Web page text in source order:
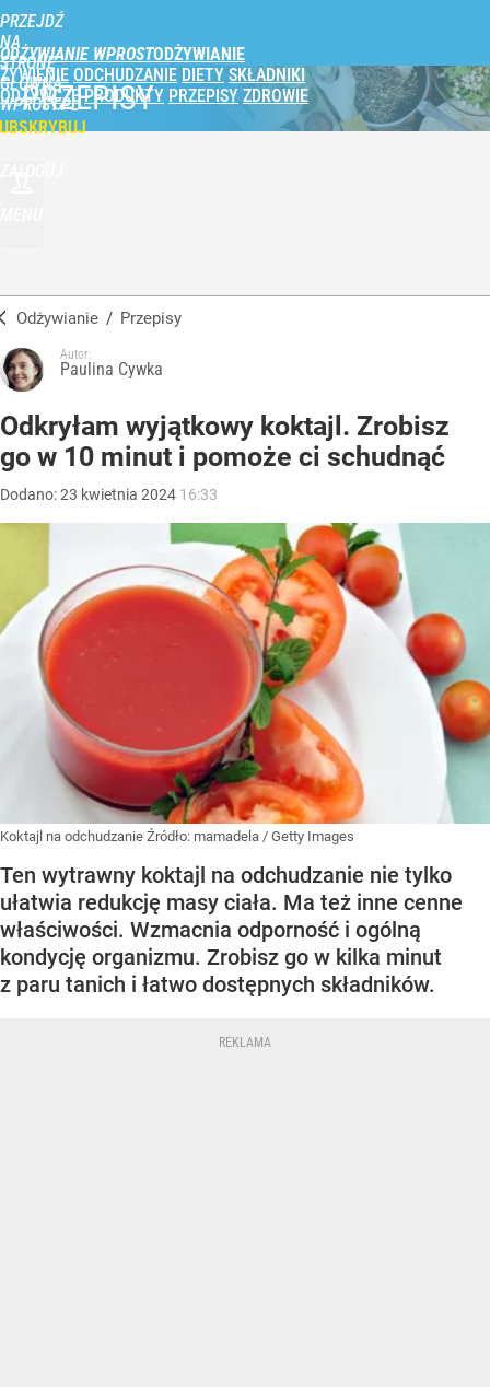
PRZEJDŹ
NA
STRONĘ
GŁÓWNĄ
WPROST.PL
ODŻYWIANIE WPROST
ŻYWIENIE ODCHUDZANIE DIETY SKŁADNIKI
ODŻYWCZE PRODUKTY PRZEPISY ZDROWIE
PRZEPISY
Odżywianie / Przepisy
Autor:
Paulina Cywka
Odkryłam wyjątkowy koktajl. Zrobisz
go w 10 minut i pomoże ci schudnąć
Dodano:23 kwietnia 2024 16:33
Koktajl na odchudzanie Źródło: mamadela / Getty Images
Ten wytrawny koktajl na odchudzanie nie tylko
ułatwia redukcję masy ciała. Ma też inne cenne
właściwości. Wzmacnia odporność i ogólną
kondycję organizmu. Zrobisz go w kilka minut
z paru tanich i łatwo dostępnych składników.